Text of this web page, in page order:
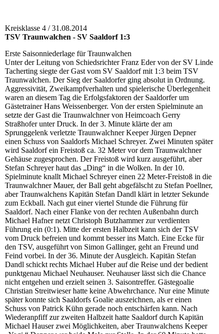
Kreisklasse 4 / 31.08.2014
TSV Traunwalchen - SV Saaldorf 1:3
Erste Saisonniederlage für Traunwalchen
Unter der Leitung von Schiedsrichter Franz Eder von der SV Linde
Tacherting siegte der Gast vom SV Saaldorf mit 1:3 beim TSV
Traunwalchen. Der Sieg der Saaldorfer ging absolut in Ordnung.
Aggressivität, Zweikampfverhalten und spielerische Überlegenheit
waren an diesem Tag die Erfolgsfaktoren der Saaldorfer um
Gästetrainer Hans Weissenberger. Von der ersten Spielminute an
setzte der Gast die Traunwalchner von Heimcoach Gerry
Straßhofer unter Druck. In der 3. Minute klärte der am
Sprunggelenk verletzte Traunwalchner Keeper Jürgen Depner
einen Schuss von Saaldorfs Michael Schreyer. Zwei Minuten später
wird Saaldorf ein Freistoß ca. 32 Meter vor dem Traunwalchner
Gehäuse zugesprochen. Der Freistoß wird kurz ausgeführt, aber
Stefan Schreyer haut das „Ding“ in die Wolken. In der 10.
Spielminute knallt Michael Schreyer einen 22 Meter-Freistoß in die
Traunwalchner Mauer, der Ball geht abgefälscht zu Stefan Poellner,
aber Traunwalchens Kapitän Stefan Dandl klärt in letzter Sekunde
zum Eckball. Nach gut einer viertel Stunde die Führung für
Saaldorf. Nach einer Flanke von der rechten Außenbahn durch
Michael Hafner netzt Christoph Butzhammer zur verdienten
Führung ein (0:1). Mitte der ersten Halbzeit kann sich der TSV
vom Druck befreien und kommt besser ins Match. Eine Ecke für
den TSV, ausgeführt von Simon Gallinger, geht an Freund und
Feind vorbei. In der 36. Minute der Ausgleich. Kapitän Stefan
Dandl schickt rechts Michael Huber auf die Reise und der bedient
punktgenau Michael Neuhauser. Neuhauser lässt sich die Chance
nicht entgehen und erzielt seinen 3. Saisontreffer. Gästegoalie
Christian Streitwieser hatte keine Abwehrchance. Nur eine Minute
später konnte sich Saaldorfs Goalie auszeichnen, als er einen
Schuss von Patrick Kühn gerade noch entschärfen kann. Nach
Wiederanpfiff zur zweiten Halbzeit hatte Saaldorf durch Kapitän
Michael Hauser zwei Möglichkeiten, aber Traunwalchens Keeper